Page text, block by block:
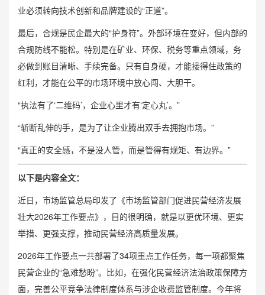
业必须转向技术创新和品牌建设的“正道”。
最后，合规是民企最大的“护身符”。外部环境在变好，但内部的
合规防线不能松。特别是在矿业、环保、税务等重点领域，务
必做到账目清晰、手续完备。只有自身硬，才能接得住政策的
红利，才能在公平的市场环境中放心闯、大胆干。
“执法有了‘二维码’，企业心里才有‘定心丸’。”
“斩断乱伸的手，是为了让企业腾出双手去拥抱市场。”
“真正的安全感，不是没人管，而是管得有规矩、有边界。”
以下是内容全文：
近日，市场监管总局印发了《市场监管部门促进民营经济发展
壮大2026年工作要点》，目的很明确，就是以更优环境、更实
举措、更强支撑，推动民营经济高质量发展。
2026年工作要点一共部署了34项重点工作任务，每一项都聚焦
民营企业的“急难愁盼”。比如，在强化民营经济法治政策保障方
面，完善公平竞争法律制度体系与涉企收费监管制度。今年将